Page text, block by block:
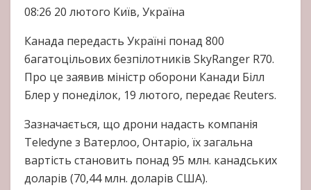
08:26 20 лютого Київ, Україна
Канада передасть Україні понад 800
багатоцільових безпілотників SkyRanger R70.
Про це заявив міністр оборони Канади Білл
Блер у понеділок, 19 лютого, передає Reuters.
Зазначається, що дрони надасть компанія
Teledyne з Ватерлоо, Онтаріо, їх загальна
вартість становить понад 95 млн. канадських
доларів (70,44 млн. доларів США).